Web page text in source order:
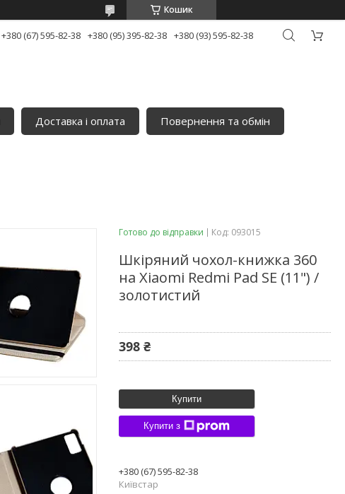
Кошик
+380 (67) 595-82-38 +380 (95) 395-82-38 +380 (93) 595-82-38
Доставка і оплата Повернення та обмін
Готово до відправки Код: 093015
Шкіряний чохол-книжка 360
на Xiaomi Redmi Pad SE (11") /
золотистий
398 ₴
Купити
Купити з
+380 (67) 595-82-38
Київстар